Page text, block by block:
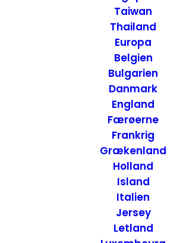
Taiwan
Thailand
Europa
Belgien
Bulgarien
Danmark
England
Færøerne
Frankrig
Grækenland
Holland
Island
Italien
Jersey
Letland
ATTRAKTIONER,GEORGIEN
SEIER - ONTRIP.DK